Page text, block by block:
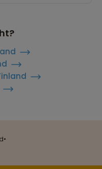
•
cultuur en milieu
vrijheid